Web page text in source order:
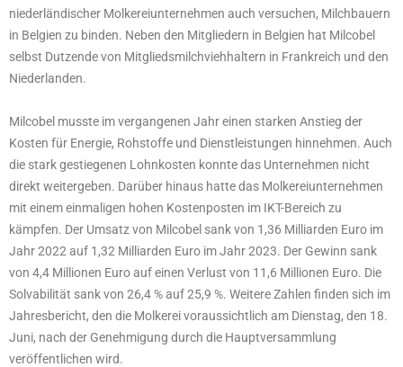
niederländischer Molkereiunternehmen auch versuchen, Milchbauern
in Belgien zu binden. Neben den Mitgliedern in Belgien hat Milcobel
selbst Dutzende von Mitgliedsmilchviehhaltern in Frankreich und den
Niederlanden.
Milcobel musste im vergangenen Jahr einen starken Anstieg der
Kosten für Energie, Rohstoffe und Dienstleistungen hinnehmen. Auch
die stark gestiegenen Lohnkosten konnte das Unternehmen nicht
direkt weitergeben. Darüber hinaus hatte das Molkereiunternehmen
mit einem einmaligen hohen Kostenposten im IKT-Bereich zu
kämpfen. Der Umsatz von Milcobel sank von 1,36 Milliarden Euro im
Jahr 2022 auf 1,32 Milliarden Euro im Jahr 2023. Der Gewinn sank
von 4,4 Millionen Euro auf einen Verlust von 11,6 Millionen Euro. Die
Solvabilität sank von 26,4 % auf 25,9 %. Weitere Zahlen finden sich im
Jahresbericht, den die Molkerei voraussichtlich am Dienstag, den 18.
Juni, nach der Genehmigung durch die Hauptversammlung
veröffentlichen wird.